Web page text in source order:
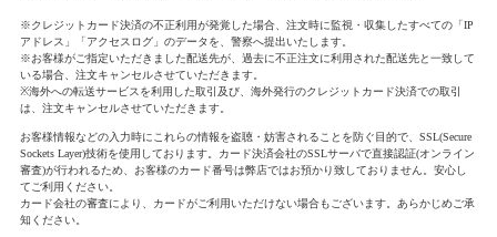
※クレジットカード決済の不正利用が発覚した場合、注文時に監視・収集したすべての「IP
アドレス」「アクセスログ」のデータを、警察へ提出いたします。
※お客様がご指定いただきました配送先が、過去に不正注文に利用された配送先と一致して
いる場合、注文キャンセルさせていただきます。
※海外への転送サービスを利用した取引及び、海外発行のクレジットカード決済での取引
は、注文キャンセルさせていただきます。
お客様情報などの入力時にこれらの情報を盗聴・妨害されることを防ぐ目的で、SSL(Secure
Sockets Layer)技術を使用しております。カード決済会社のSSLサーバで直接認証(オンライン
審査)が行われるため、お客様のカード番号は弊店ではお預かり致しておりません。安心し
てご利用ください。
カード会社の審査により、カードがご利用いただけない場合もございます。あらかじめご承
知ください。